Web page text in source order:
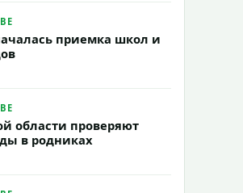
приемка школ и
области проверяют
в родниках